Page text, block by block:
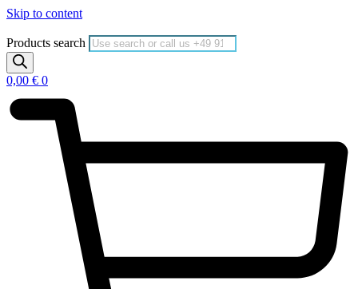
Skip to content
Products search
0,00 € 0